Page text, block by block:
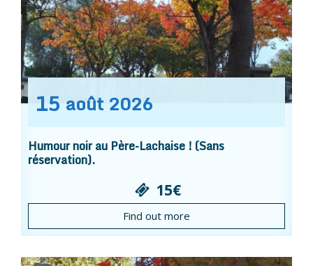
15 août 2026
Humour noir au Père-Lachaise ! (Sans
réservation).
15€
Find out more